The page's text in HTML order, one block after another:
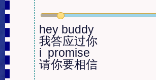
hey buddy
我答应过你
i  promise
请你要相信